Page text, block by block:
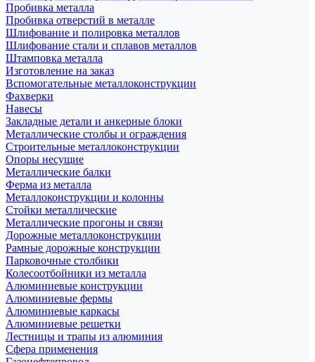
Пробивка металла
Пробивка отверстий в металле
Шлифование и полировка металлов
Шлифование стали и сплавов металлов
Штамповка металла
Изготовление на заказ
Вспомогательные металлоконструкции
Фахверки
Навесы
Закладные детали и анкерные блоки
Металлические столбы и ограждения
Строительные металлоконструкции
Опоры несущие
Металлические балки
Ферма из металла
Металлоконструкции и колонны
Стойки металлические
Металлические прогоны и связи
Дорожные металлоконструкции
Рамные дорожные конструкции
Парковочные столбики
Колесоотбойники из металла
Алюминиевые конструкции
Алюминиевые фермы
Алюминиевые каркасы
Алюминиевые решетки
Лестницы и трапы из алюминия
Сфера применения